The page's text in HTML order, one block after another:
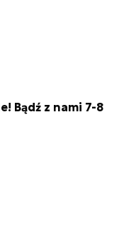
Bądź z nami 7-8